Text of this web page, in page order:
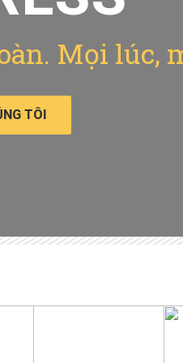
Mọi lúc,
TÔI